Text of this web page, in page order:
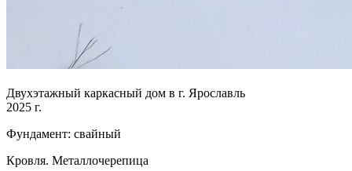
Двухэтажный каркасный дом в г. Ярославль
2025 г.
Фундамент: свайный
Кровля. Металлочерепица